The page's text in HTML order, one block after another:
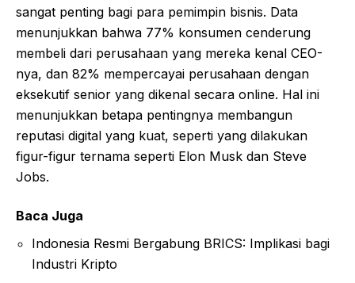
sangat penting bagi para pemimpin bisnis. Data
menunjukkan bahwa 77% konsumen cenderung
membeli dari perusahaan yang mereka kenal CEO-
nya, dan 82% mempercayai perusahaan dengan
eksekutif senior yang dikenal secara online. Hal ini
menunjukkan betapa pentingnya membangun
reputasi digital yang kuat, seperti yang dilakukan
figur-figur ternama seperti Elon Musk dan Steve
Jobs.
Baca Juga
Indonesia Resmi Bergabung BRICS: Implikasi bagi
Industri Kripto